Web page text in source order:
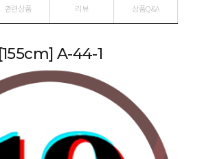
관련상품 리뷰 상품Q&A
[155cm] A-44-1